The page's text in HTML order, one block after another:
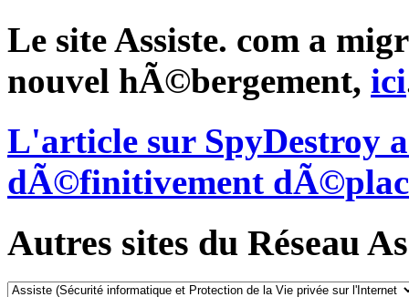
Le site Assiste. com a
nouvel hÃ©bergement, ici
L'article sur
dÃ©finitivement
Autres sites du Réseau